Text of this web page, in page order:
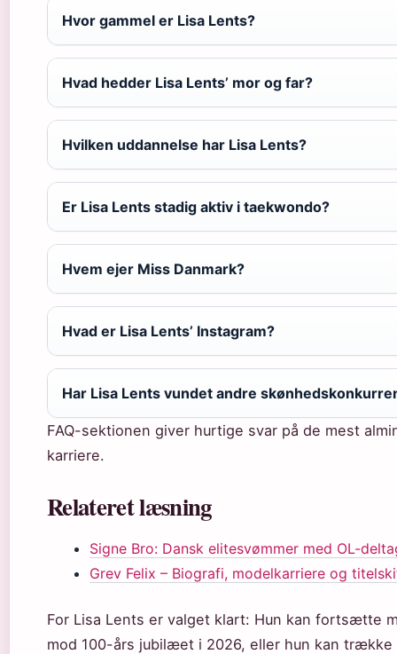
Hvor gammel er Lisa Lents?
Hvad hedder Lisa Lents’ mor og far?
Hvilken uddannelse har Lisa Lents?
Er Lisa Lents stadig aktiv i taekwondo?
Hvem ejer Miss Danmark?
Hvad er Lisa Lents’ Instagram?
Har Lisa Lents vundet andre
FAQ-sektionen giver hurtige svar på de mest
karriere.
Relateret læsning
Signe Bro: Dansk elitesvømmer med OL-
Grev Felix – Biografi, modelkarriere og
For Lisa Lents er valget klart: Hun kan fortsætte
mod 100-års jubilæet i 2026, eller hun kan